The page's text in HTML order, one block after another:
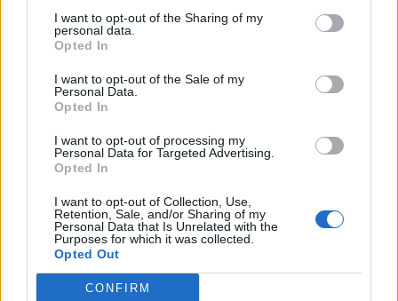
I want to opt-out of the Sharing of my
personal data.
Opted In
I want to opt-out of the Sale of my
Personal Data.
Opted In
I want to opt-out of processing my
Personal Data for Targeted Advertising.
Opted In
I want to opt-out of Collection, Use,
Retention, Sale, and/or Sharing of my
Personal Data that Is Unrelated with the
Purposes for which it was collected.
Opted Out
CONFIRM
СЕ СПРЕМА МЕТЕОРОЛОШКИ
ХАОС ЗА ЗИМАТА 2026/2027
ИСТОРИСКО ОБЕДИНУВАЊЕ НА
МАКЕДОНЦИТЕ ВО СРБИЈА:
Ахмети кажа што го мачи:
СЛУШАМ, САКААТ ДА СЕ СУДИ
УЛЦИЊ Е АЛБАНСКИ, ЌЕ ГО
ОСЛОБОДИМЕ- Скандалозна
објава на вицепремиерот на
ТЕМПЕРАТУРАТА ВО СРЕДА ЌЕ
БИДЕ ЗА НА ЛЕКАР, а потоа...